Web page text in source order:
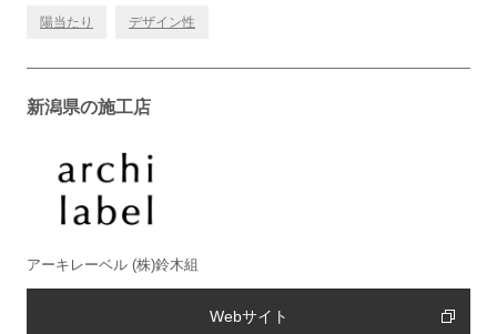
陽当たり デザイン性
新潟県の施工店
アーキレーベル (株)鈴木組
Webサイト